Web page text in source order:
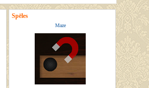
Spēles
Maze